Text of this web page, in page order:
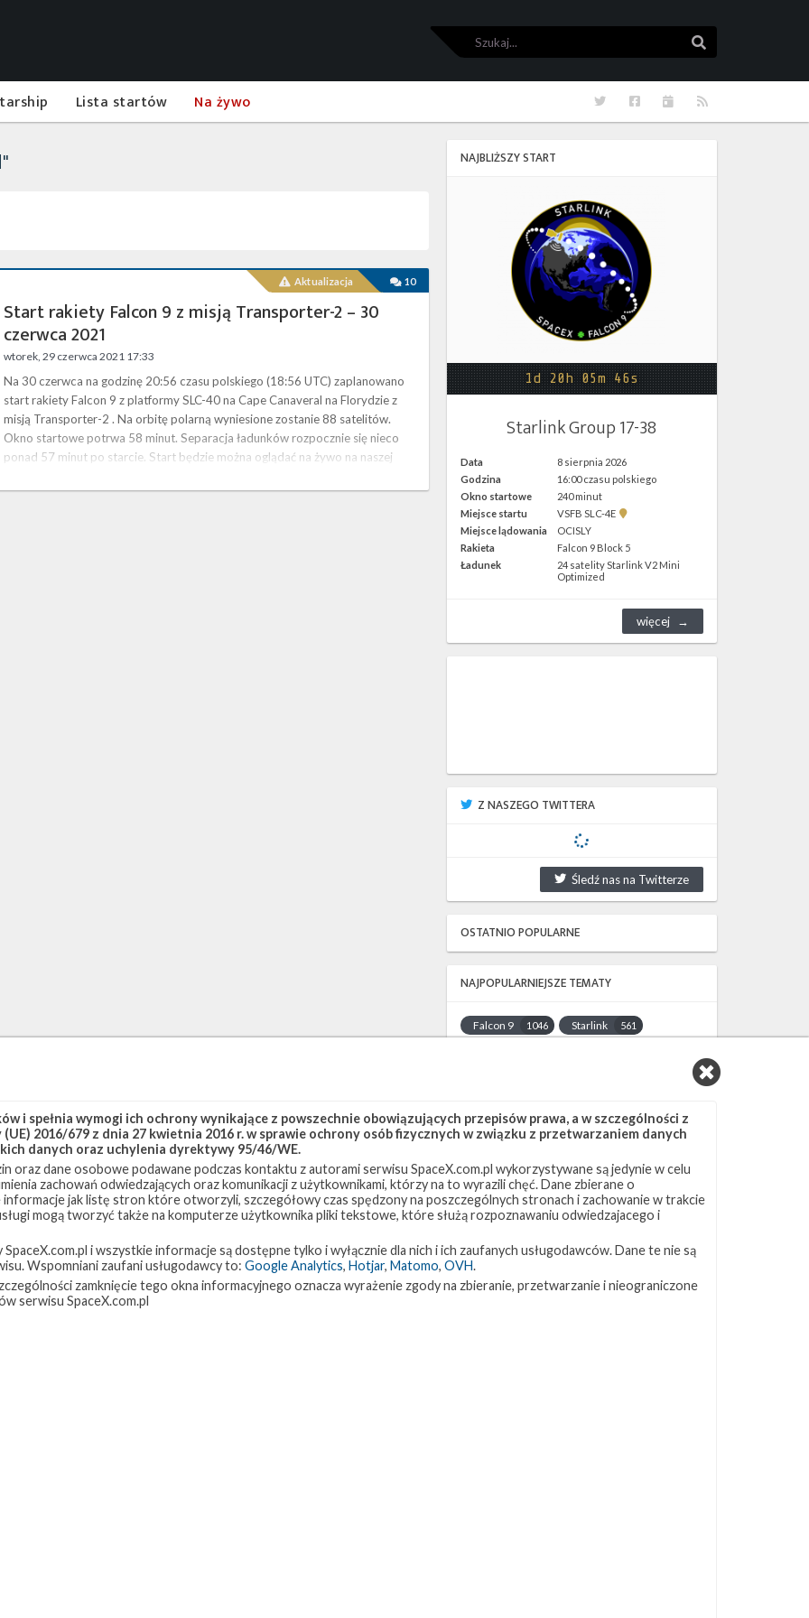
Szukaj
Lista startów Na żywo RSS
Kalendarze
Facebook
Twitter
Aktualizacja 10
Start rakiety Falcon 9 z misją Transporter-2 – 30
czerwca 2021
wtorek, 29 czerwca 2021 17:33
Na 30 czerwca na godzinę 20:56 czasu polskiego (18:56 UTC) zaplanowano
start rakiety Falcon 9 z platformy SLC-40 na Cape Canaveral na Florydzie z
misją Transporter-2 . Na orbitę polarną wyniesione zostanie 88 satelitów.
Okno startowe potrwa 58 minut. Separacja ładunków rozpocznie się nieco
ponad 57 minut po starcie. Start będzie można oglądać na żywo na naszej
SpaceX programu wynoszenia na orbitę małych satelitów, …
NAJBLIŻSZY START
1d 20h 05m 46s
Starlink Group 17-38
Data
8 sierpnia 2026
Godzina
16:00 czasu polskiego
Okno startowe
240 minut
Miejsce startu
VSFB SLC-4E
Pokaż
SLC-
4E w
Google
Miejsce lądowania
OCISLY
Rakieta
Falcon 9 Block 5
Ładunek
24 satelity Starlink V2 Mini
Optimized
więcej
Z NASZEGO TWITTERA
Śledź nas na Twitterze
OSTATNIO POPULARNE
NAJPOPULARNIEJSZE TEMATY
Falcon 9 1046 Starlink 561
JRTI 214 ASOG 181
Starship 107 Landing Zone 1 96
Loty załogowe 95 ISS 93
ZAPRZYJAŹNIONE STRONY
Kosmogadka
i spełnia wymogi ich ochrony wynikające z powszechnie obowiązujących przepisów prawa, a w szczególności z
2016/679 z dnia 27 kwietnia 2016 r. w sprawie ochrony osób fizycznych w związku z przetwarzaniem danych
danych oraz uchylenia dyrektywy 95/46/WE.
oraz dane osobowe podawane podczas kontaktu z autorami serwisu SpaceX.com.pl wykorzystywane są jedynie w celu
zachowań odwiedzających oraz komunikacji z użytkownikami, którzy na to wyrazili chęć. Dane zbierane o
jak listę stron które otworzyli, szczegółowy czas spędzony na poszczególnych stronach i zachowanie w trakcie
mogą tworzyć także na komputerze użytkownika pliki tekstowe, które służą rozpoznawaniu odwiedzajacego i
i wszystkie informacje są dostępne tylko i wyłącznie dla nich i ich zaufanych usługodawców. Dane te nie są
Wspomniani zaufani usługodawcy to: Google Analytics, Hotjar, Matomo, OVH.
zamknięcie tego okna informacyjnego oznacza wyrażenie zgody na zbieranie, przetwarzanie i nieograniczone
serwisu SpaceX.com.pl